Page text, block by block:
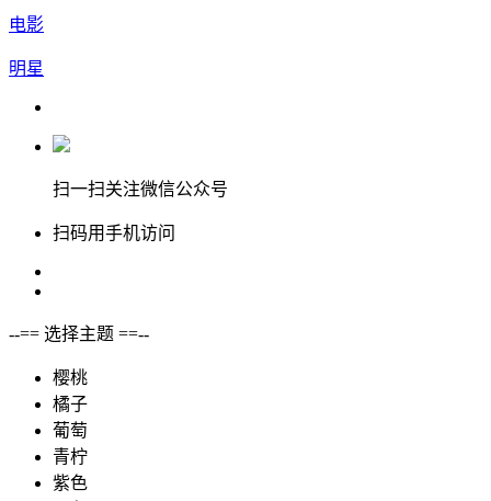
电影
明星
扫一扫关注微信公众号
扫码用手机访问
--== 选择主题 ==--
樱桃
橘子
葡萄
青柠
紫色